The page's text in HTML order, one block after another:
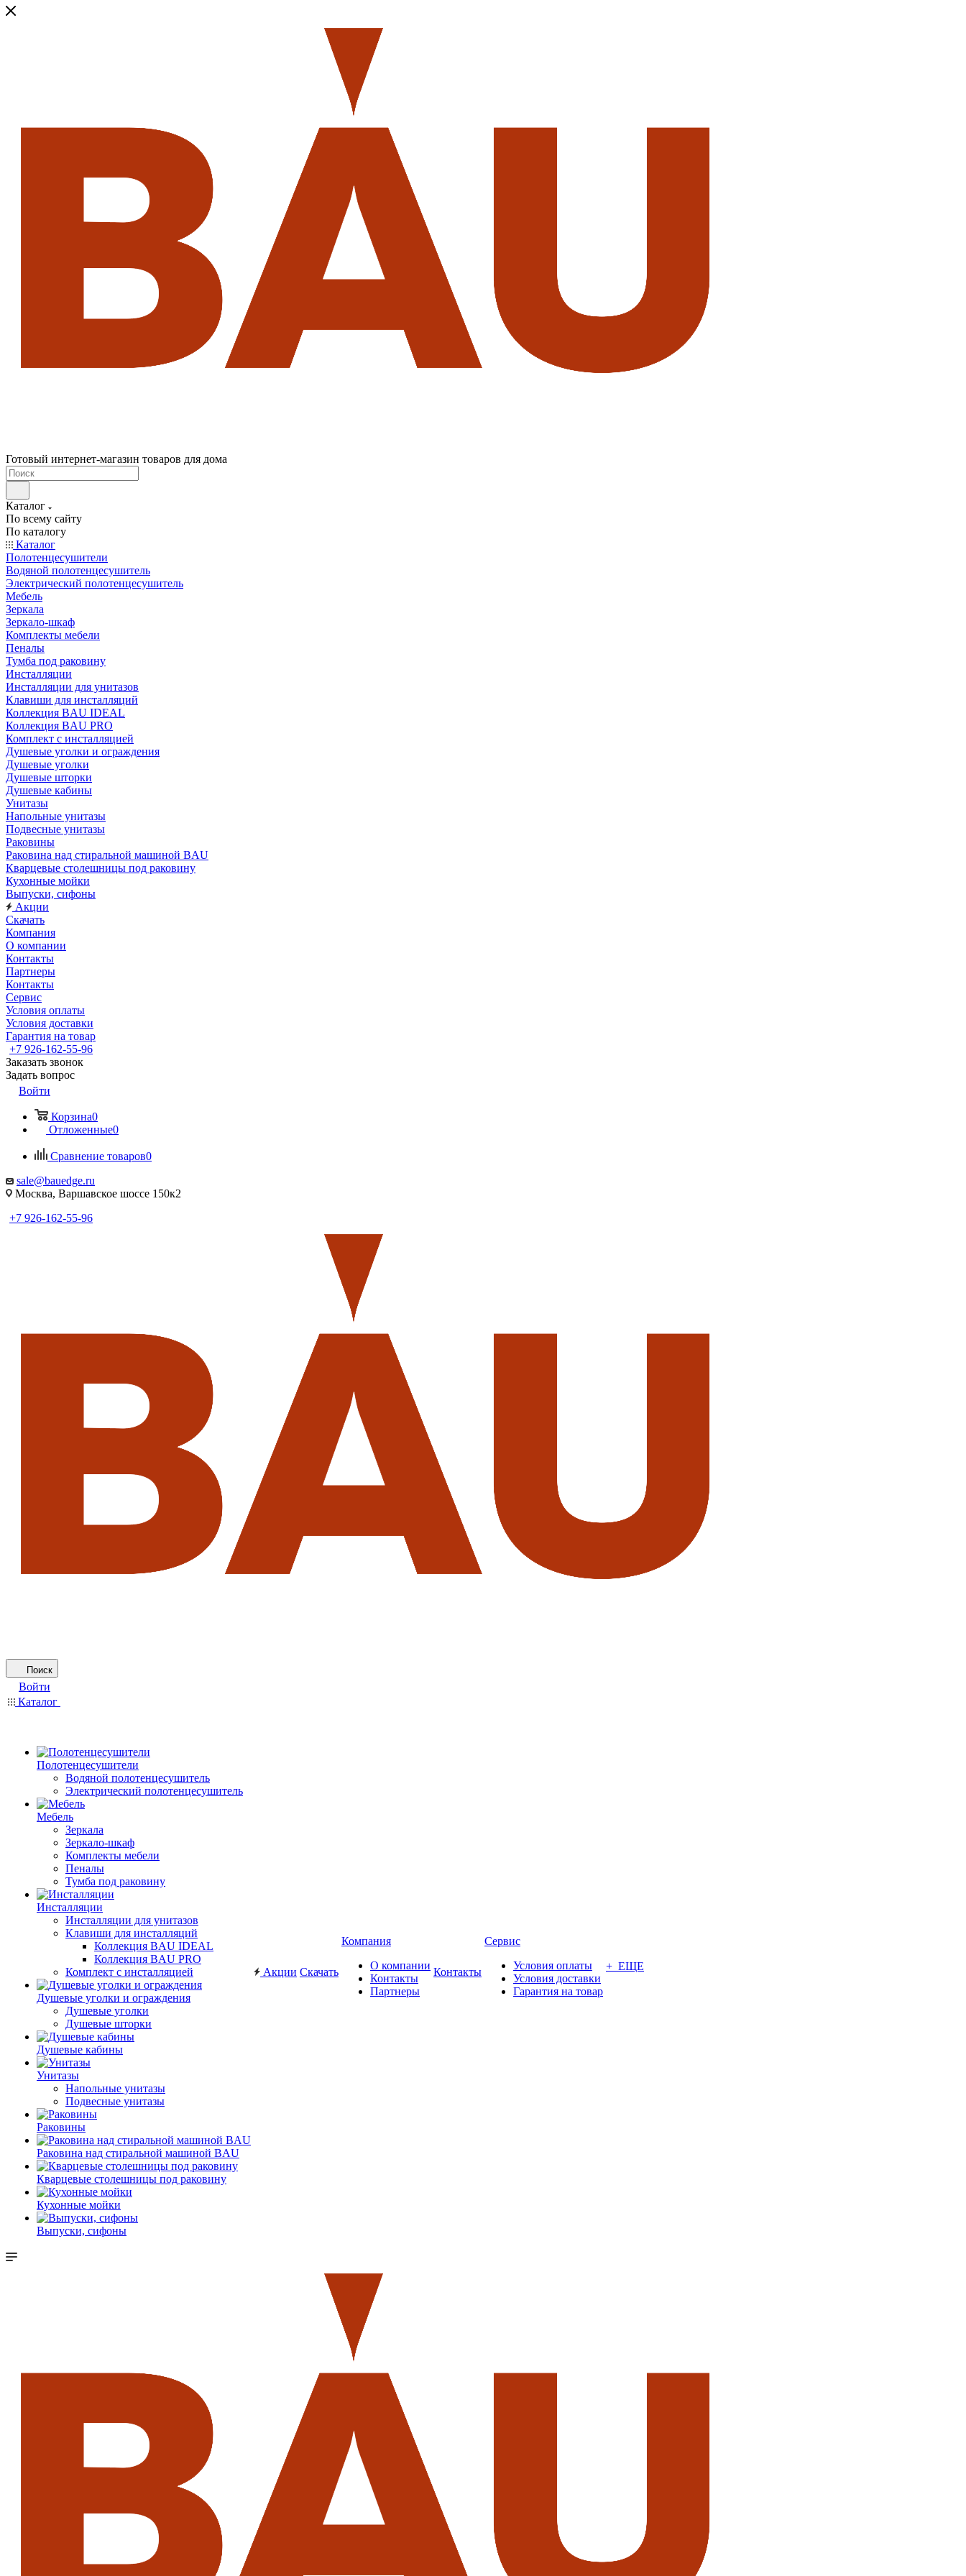
Готовый интернет-магазин товаров для дома
Каталог
По всему сайту
По каталогу
Каталог
Полотенцесушители
Водяной полотенцесушитель
Электрический полотенцесушитель
Мебель
Зеркала
Зеркало-шкаф
Комплекты мебели
Пеналы
Тумба под раковину
Инсталляции
Инсталляции для унитазов
Клавиши для инсталляций
Коллекция BAU IDEAL
Коллекция BAU PRO
Комплект с инсталляцией
Душевые уголки и ограждения
Душевые уголки
Душевые шторки
Душевые кабины
Унитазы
Напольные унитазы
Подвесные унитазы
Раковины
Раковина над стиральной машиной BAU
Кварцевые столешницы под раковину
Кухонные мойки
Выпуски, сифоны
Акции
Скачать
Компания
О компании
Контакты
Партнеры
Контакты
Сервис
Условия оплаты
Условия доставки
Гарантия на товар
+7 926-162-55-96
Заказать звонок
Задать вопрос
Войти
Корзина0
Отложенные0
Сравнение товаров0
sale@bauedge.ru
Москва, Варшавское шоссе 150к2
+7 926-162-55-96
Поиск
Войти
Каталог
Полотенцесушители
Водяной полотенцесушитель
Электрический полотенцесушитель
Мебель
Зеркала
Зеркало-шкаф
Комплекты мебели
Пеналы
Тумба под раковину
Инсталляции
Инсталляции для унитазов
Клавиши для инсталляций
Коллекция BAU IDEAL
Коллекция BAU PRO
Комплект с инсталляцией
Душевые уголки и ограждения
Душевые уголки
Душевые шторки
Душевые кабины
Унитазы
Напольные унитазы
Подвесные унитазы
Раковины
Раковина над стиральной машиной BAU
Кварцевые столешницы под раковину
Кухонные мойки
Выпуски, сифоны
Акции Скачать
Компания
О компании
Контакты
Партнеры
Контакты
Сервис
Условия оплаты
Условия доставки
Гарантия на товар
+ ЕЩЕ